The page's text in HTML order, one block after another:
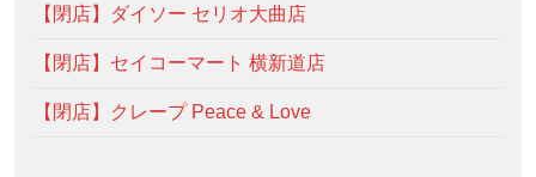
【閉店】ダイソー セリオ大曲店
【閉店】セイコーマート 横新道店
【閉店】クレープ Peace & Love